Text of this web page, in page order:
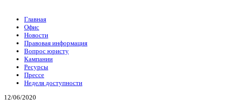
Главная
Офис
Новости
Правовая информация
Вопрос юристу
Кампании
Ресурсы
Прессе
Неделя доступности
12/06/2020